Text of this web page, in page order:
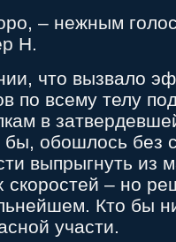
– нежным
H.
что вызвало
по всему телу
в
бы, обошлось без
выпрыгнуть из
скоростей – но
Кто бы
участи.